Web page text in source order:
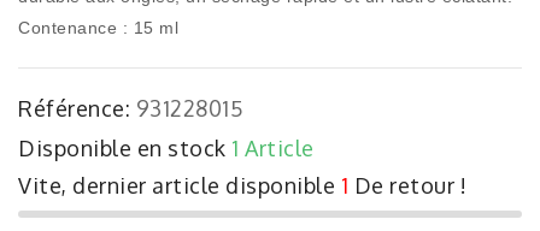
Contenance : 15 ml
Référence: 931228015
Disponible en stock 1 Article
Vite, dernier article disponible 1 De retour !